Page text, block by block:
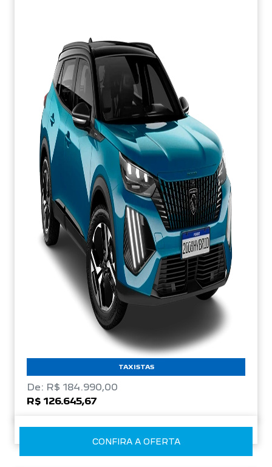
TAXISTAS
De: R$ 184.990,00
R$ 126.645,67
CONFIRA A OFERTA